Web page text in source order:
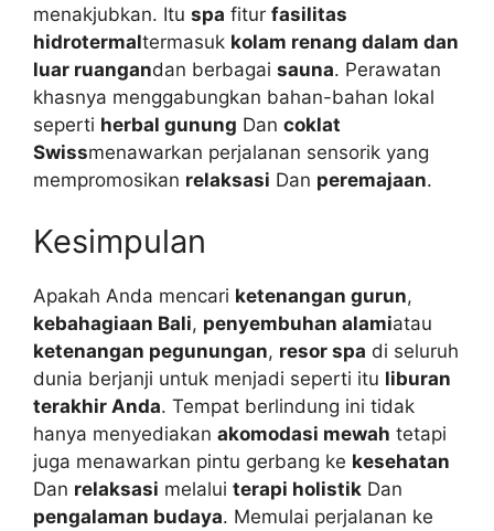
menakjubkan. Itu spa fitur fasilitas
hidrotermaltermasuk kolam renang dalam dan
luar ruangandan berbagai sauna. Perawatan
khasnya menggabungkan bahan-bahan lokal
seperti herbal gunung Dan coklat
Swissmenawarkan perjalanan sensorik yang
mempromosikan relaksasi Dan peremajaan.
Kesimpulan
Apakah Anda mencari ketenangan gurun,
kebahagiaan Bali, penyembuhan alamiatau
ketenangan pegunungan, resor spa di seluruh
dunia berjanji untuk menjadi seperti itu liburan
terakhir Anda. Tempat berlindung ini tidak
hanya menyediakan akomodasi mewah tetapi
juga menawarkan pintu gerbang ke kesehatan
Dan relaksasi melalui terapi holistik Dan
pengalaman budaya. Memulai perjalanan ke